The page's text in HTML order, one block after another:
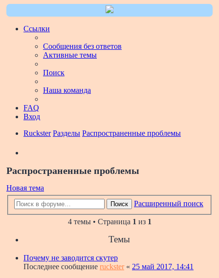
Ссылки
Сообщения без ответов
Активные темы
Поиск
Наша команда
FAQ
Вход
Ruckster Разделы Распространенные проблемы
Распространенные проблемы
Новая тема
Поиск Расширенный поиск
4 темы • Страница 1 из 1
Темы
Почему не заводится скутер
Последнее сообщение ruckster« 25 май 2017, 14:41